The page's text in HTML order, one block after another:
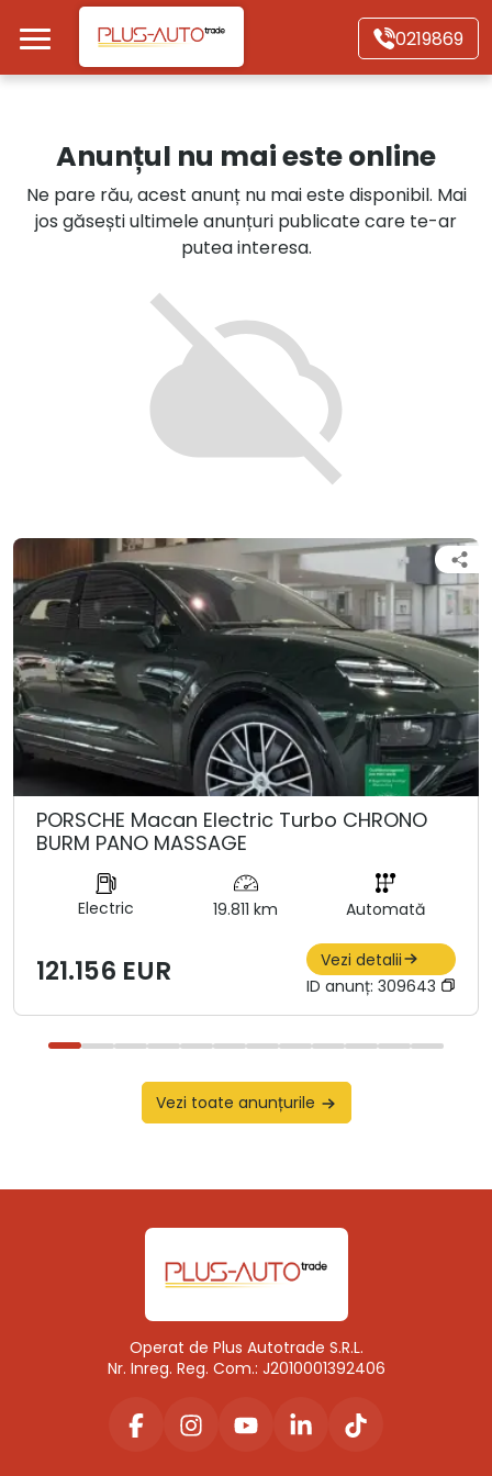
Mergi direct la conținutul principal
0219869
Autoturisme
Motociclete
Autoutilitare
Alte tipuri vehicule
Anunțul nu mai este online
Ne pare rău, acest anunț nu mai este disponibil. Mai
jos găsești ultimele anunțuri publicate care te-ar
putea interesa.
PORSCHE Macan Electric Turbo CHRONO
BURM PANO MASSAGE
Electric 19.811 km Automată
121.156 EUR
Vezi detalii
ID anunț: 309643
Vezi toate anunțurile
Operat de Plus Autotrade S.R.L.
Nr. Inreg. Reg. Com.: J2010001392406